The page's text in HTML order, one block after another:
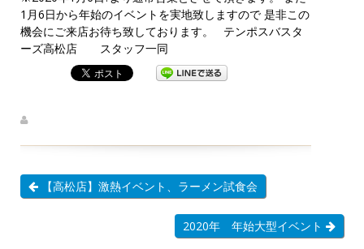
1月6日から年始のイベントを実地致しますので 是非この
機会にご来店お待ち致しております。 テンポスバスタ
ーズ高松店 スタッフ一同
【高松店】激熱イベント、ラーメン試食会
2020年 年始大型イベント